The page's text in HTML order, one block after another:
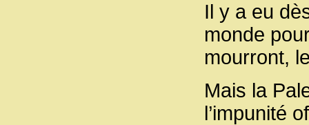
Il y a eu
monde
mourront,
Mais la
l’impunité